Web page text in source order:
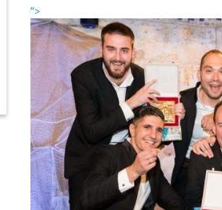
“>